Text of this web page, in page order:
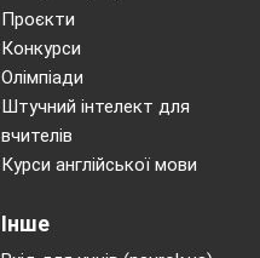
Проєкти
Конкурси
Олімпіади
Штучний інтелект для
вчителів
Курси англійської мови
Інше